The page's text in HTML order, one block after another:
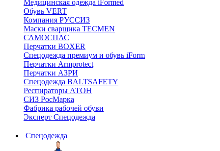
Медицинская одежда iFormed
Обувь VERT
Компания РУССИЗ
Маски сварщика TECMEN
САМОСПАС
Перчатки BOXER
Спецодежда премиум и обувь iForm
Перчатки Armprotect
Перчатки АЗРИ
Спецодежда BALTSAFETY
Респираторы АТОН
СИЗ РосМарка
Фабрика рабочей обуви
Эксперт Спецодежда
Спецодежда